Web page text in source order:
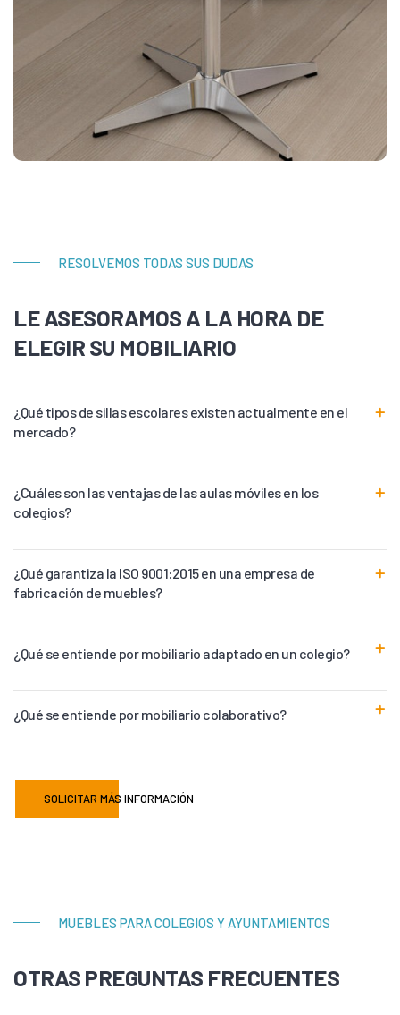
RESOLVEMOS TODAS SUS DUDAS
LE ASESORAMOS A LA HORA DE
ELEGIR SU MOBILIARIO
¿Qué tipos de sillas escolares existen actualmente en el
mercado?
¿Cuáles son las ventajas de las aulas móviles en los
colegios?
¿Qué garantiza la ISO 9001:2015 en una empresa de
fabricación de muebles?
¿Qué se entiende por mobiliario adaptado en un colegio?
¿Qué se entiende por mobiliario colaborativo?
SOLICITAR MÁS INFORMACIÓN
MUEBLES PARA COLEGIOS Y AYUNTAMIENTOS
OTRAS PREGUNTAS FRECUENTES